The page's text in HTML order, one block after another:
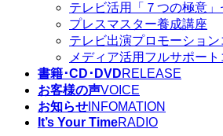
テレビ活用「７つの極意」
プレスマスター養成講座
テレビ出演プロモーション
メディア活用フルサポート
書籍･CD･DVDRELEASE
お客様の声VOICE
お知らせ INFOMATION
It’s Your TimeRADIO